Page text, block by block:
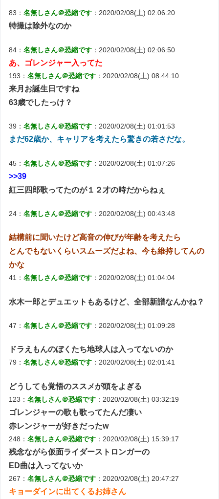
83：名無しさん＠恐縮です ：2020/02/08(土) 02:06:20
特撮は除外なのか
84：名無しさん＠恐縮です ：2020/02/08(土) 02:06:50
あ、ゴレンジャー入ってた
193：名無しさん＠恐縮です ：2020/02/08(土) 08:44:10
来月お誕生日ですね
63歳でしたっけ？
39：名無しさん＠恐縮です ：2020/02/08(土) 01:01:53
まだ62歳か、キャリアを考えたら驚きの若さだな。
45：名無しさん＠恐縮です ：2020/02/08(土) 01:07:26
>>39
紅三四郎歌ってたのが１２才の時だからねぇ
24：名無しさん＠恐縮です ：2020/02/08(土) 00:43:48
結構前に聞いたけど高音の伸びが年齢を考えたら
とんでもないくらいスムーズだよね、今も維持してんの
かな
41：名無しさん＠恐縮です ：2020/02/08(土) 01:04:04
水木一郎とデュエットもあるけど、全部新譜なんかね？
47：名無しさん＠恐縮です ：2020/02/08(土) 01:09:28
ドラえもんのぼくたち地球人は入ってないのか
79：名無しさん＠恐縮です ：2020/02/08(土) 02:01:41
どうしても覚悟のススメが頭をよぎる
123：名無しさん＠恐縮です ：2020/02/08(土) 03:32:19
ゴレンジャーの歌も歌ってたんだ凄い
赤レンジャーが好きだったw
248：名無しさん＠恐縮です ：2020/02/08(土) 15:39:17
残念ながら仮面ライダーストロンガーの
ED曲は入ってないか
267：名無しさん＠恐縮です ：2020/02/08(土) 20:47:27
キョーダインに出てくるお姉さん